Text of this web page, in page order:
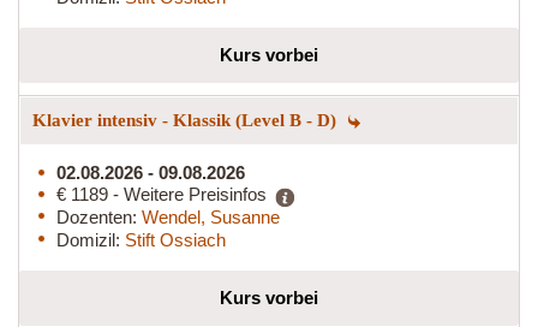
Kurs vorbei
Klavier intensiv - Klassik (Level B - D)
02.08.2026 - 09.08.2026
€ 1189 - Weitere Preisinfos
Dozenten: Wendel, Susanne
Domizil: Stift Ossiach
Kurs vorbei